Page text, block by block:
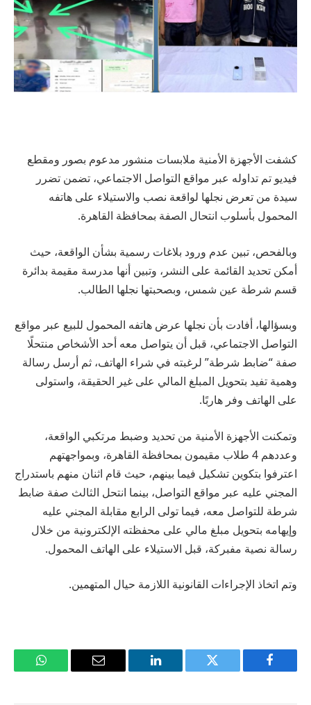
كشفت الأجهزة الأمنية ملابسات منشور مدعوم بصور ومقطع
فيديو تم تداوله عبر مواقع التواصل الاجتماعي، تضمن تضرر
سيدة من تعرض نجلها لواقعة نصب والاستيلاء على هاتفه
المحمول بأسلوب انتحال الصفة بمحافظة القاهرة.
وبالفحص، تبين عدم ورود بلاغات رسمية بشأن الواقعة، حيث
أمكن تحديد القائمة على النشر، وتبين أنها مدرسة مقيمة بدائرة
قسم شرطة عين شمس، وبصحبتها نجلها الطالب.
وبسؤالها، أفادت بأن نجلها عرض هاتفه المحمول للبيع عبر مواقع
التواصل الاجتماعي، قبل أن يتواصل معه أحد الأشخاص منتحلًا
صفة “ضابط شرطة” لرغبته في شراء الهاتف، ثم أرسل رسالة
وهمية تفيد بتحويل المبلغ المالي على غير الحقيقة، واستولى
على الهاتف وفر هاربًا.
وتمكنت الأجهزة الأمنية من تحديد وضبط مرتكبي الواقعة،
وعددهم 4 طلاب مقيمون بمحافظة القاهرة، وبمواجهتهم
اعترفوا بتكوين تشكيل فيما بينهم، حيث قام اثنان منهم باستدراج
المجني عليه عبر مواقع التواصل، بينما انتحل الثالث صفة ضابط
شرطة للتواصل معه، فيما تولى الرابع مقابلة المجني عليه
وإيهامه بتحويل مبلغ مالي على محفظته الإلكترونية من خلال
رسالة نصية مفبركة، قبل الاستيلاء على الهاتف المحمول.
وتم اتخاذ الإجراءات القانونية اللازمة حيال المتهمين.
فيسبوك تويتر لينكدإن
البريد
واتساب